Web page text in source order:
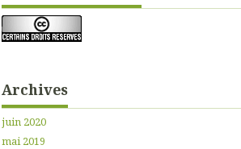
Archives
juin 2020
mai 2019